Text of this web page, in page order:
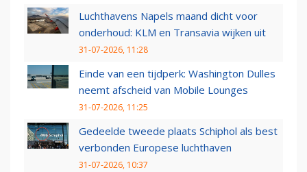
Luchthavens Napels maand dicht voor
onderhoud: KLM en Transavia wijken uit
31-07-2026, 11:28
Einde van een tijdperk: Washington Dulles
neemt afscheid van Mobile Lounges
31-07-2026, 11:25
Gedeelde tweede plaats Schiphol als best
verbonden Europese luchthaven
31-07-2026, 10:37